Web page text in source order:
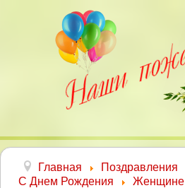
Главная
Поздравления
С Днем Рождения
Женщине